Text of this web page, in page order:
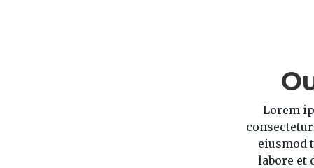
Lorem
eiusmod
labore et